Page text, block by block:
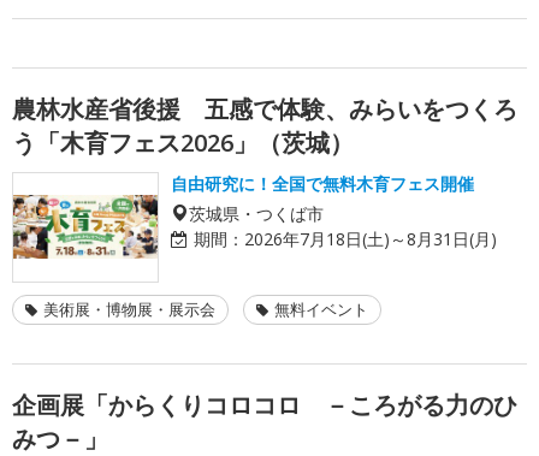
農林水産省後援 五感で体験、みらいをつくろ
う「木育フェス2026」（茨城）
自由研究に！全国で無料木育フェス開催
茨城県・つくば市
期間： 2026年7月18日(土)～8月31日(月)
美術展・博物展・展示会 無料イベント
企画展「からくりコロコロ －ころがる力のひ
みつ－」